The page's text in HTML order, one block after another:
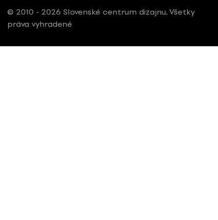
© 2010 - 2026 Slovenské centrum dizajnu, Všetky
práva vyhradené